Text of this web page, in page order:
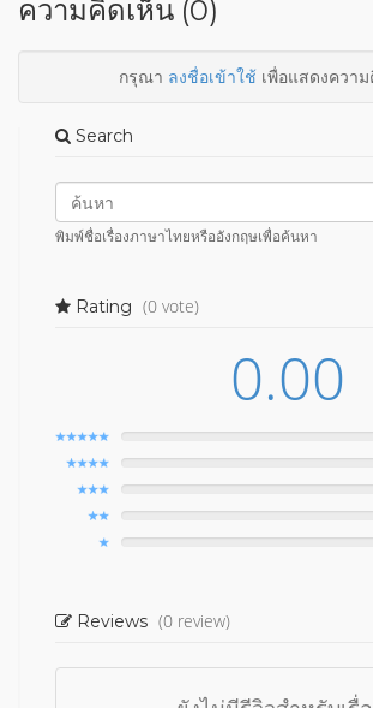
ความคิดเห็น (0)
กรุณา ลงชื่อเข้าใช้เพื่อแสดงความ
Search
พิมพ์ชื่อเรื่องภาษาไทยหรืออังกฤษเพื่อค้นหา
Rating (0 vote)
0.00
Reviews (0 review)